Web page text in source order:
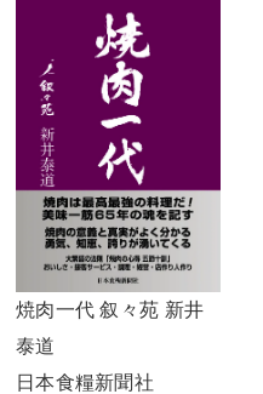
焼肉一代 叙々苑 新井
泰道
日本食糧新聞社